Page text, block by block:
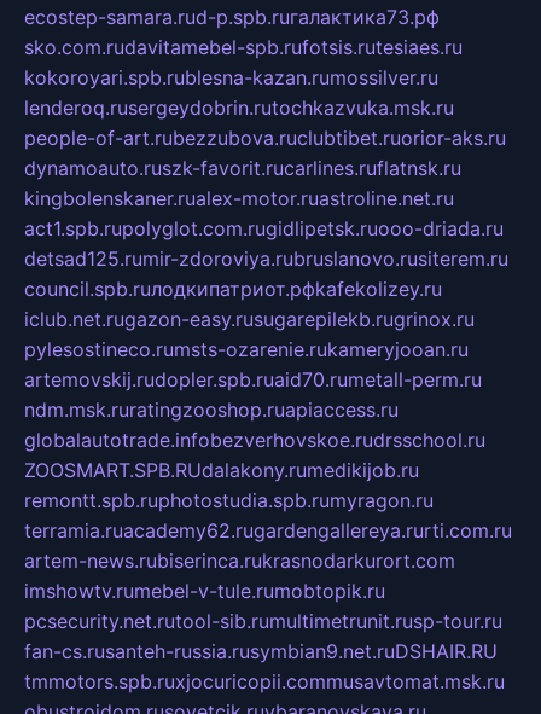
ecostep-samara.rud-p.spb.ruгалактика73.рф
sko.com.rudavitamebel-spb.rufotsis.rutesiaes.ru
kokoroyari.spb.rublesna-kazan.rumossilver.ru
lenderoq.rusergeydobrin.rutochkazvuka.msk.ru
people-of-art.rubezzubova.ruclubtibet.ruorior-aks.ru
dynamoauto.ruszk-favorit.rucarlines.ruflatnsk.ru
kingbolenskaner.rualex-motor.ruastroline.net.ru
act1.spb.rupolyglot.com.rugidlipetsk.ruooo-driada.ru
detsad125.rumir-zdoroviya.rubruslanovo.rusiterem.ru
council.spb.ruлодкипатриот.рфkafekolizey.ru
iclub.net.rugazon-easy.rusugarepilekb.rugrinox.ru
pylesostineco.rumsts-ozarenie.rukameryjooan.ru
artemovskij.rudopler.spb.ruaid70.rumetall-perm.ru
ndm.msk.ruratingzooshop.ruapiaccess.ru
globalautotrade.infobezverhovskoe.rudrsschool.ru
ZOOSMART.SPB.RUdalakony.rumedikijob.ru
remontt.spb.ruphotostudia.spb.rumyragon.ru
terramia.ruacademy62.rugardengallereya.rurti.com.ru
artem-news.rubiserinca.rukrasnodarkurort.com
imshowtv.rumebel-v-tule.rumobtopik.ru
pcsecurity.net.rutool-sib.rumultimetrunit.rusp-tour.ru
fan-cs.rusanteh-russia.rusymbian9.net.ruDSHAIR.RU
tmmotors.spb.ruxjocuricopii.commusavtomat.msk.ru